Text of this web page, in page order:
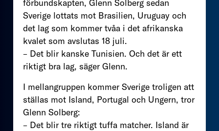
förbundskapten, Glenn Solberg sedan
Sverige lottats mot Brasilien, Uruguay och
det lag som kommer tvåa i det afrikanska
kvalet som avslutas 18 juli.
– Det blir kanske Tunisien. Och det är ett
riktigt bra lag, säger Glenn.
I mellangruppen kommer Sverige troligen att
ställas mot Island, Portugal och Ungern, tror
Glenn Solberg:
– Det blir tre riktigt tuffa matcher. Island är